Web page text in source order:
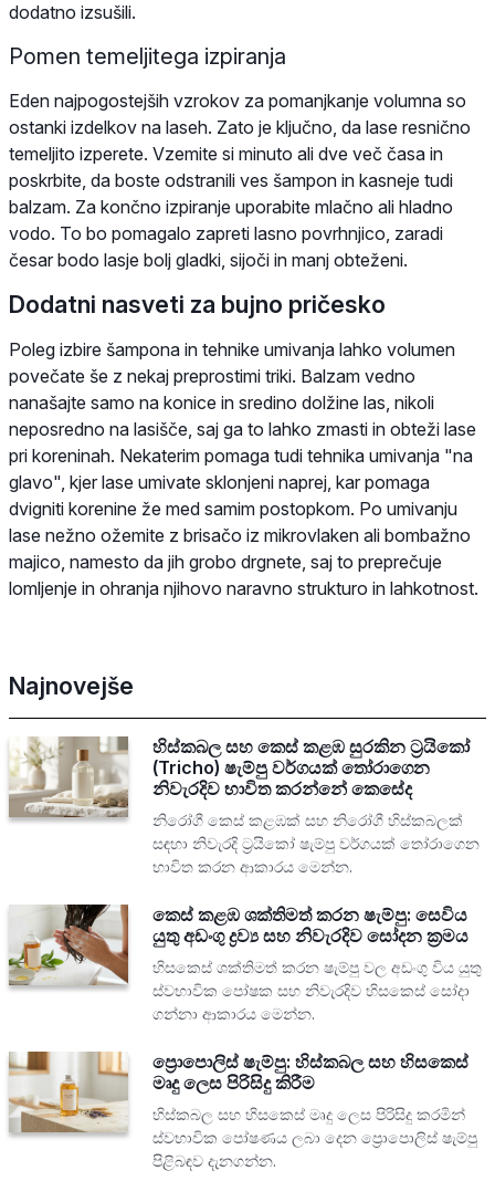
dodatno izsušili.
Pomen temeljitega izpiranja
Eden najpogostejših vzrokov za pomanjkanje volumna so
ostanki izdelkov na laseh. Zato je ključno, da lase resnično
temeljito izperete. Vzemite si minuto ali dve več časa in
poskrbite, da boste odstranili ves šampon in kasneje tudi
balzam. Za končno izpiranje uporabite mlačno ali hladno
vodo. To bo pomagalo zapreti lasno povrhnjico, zaradi
česar bodo lasje bolj gladki, sijoči in manj obteženi.
Dodatni nasveti za bujno pričesko
Poleg izbire šampona in tehnike umivanja lahko volumen
povečate še z nekaj preprostimi triki. Balzam vedno
nanašajte samo na konice in sredino dolžine las, nikoli
neposredno na lasišče, saj ga to lahko zmasti in obteži lase
pri koreninah. Nekaterim pomaga tudi tehnika umivanja "na
glavo", kjer lase umivate sklonjeni naprej, kar pomaga
dvigniti korenine že med samim postopkom. Po umivanju
lase nežno ožemite z brisačo iz mikrovlaken ali bombažno
majico, namesto da jih grobo drgnete, saj to preprečuje
lomljenje in ohranja njihovo naravno strukturo in lahkotnost.
Najnovejše
හිස්කබල සහ කෙස් කළඹ සුරකින ට්‍රයිකෝ
(Tricho) ෂැම්පු වර්ගයක් තෝරාගෙන
නිවැරදිව භාවිත කරන්නේ කෙසේද
නිරෝගී කෙස් කළඹක් සහ නිරෝගී හිස්කබලක්
සඳහා නිවැරදි ට්‍රයිකෝ ෂැම්පු වර්ගයක් තෝරාගෙන
භාවිත කරන ආකාරය මෙන්න.
කෙස් කළඹ ශක්තිමත් කරන ෂැම්පු: සෙවිය
යුතු අඩංගු ද්‍රව්‍ය සහ නිවැරදිව සෝදන ක්‍රමය
හිසකෙස් ශක්තිමත් කරන ෂැම්පු වල අඩංගු විය යුතු
ස්වභාවික පෝෂක සහ නිවැරදිව හිසකෙස් සෝදා
ගන්නා ආකාරය මෙන්න.
ප්‍රොපොලිස් ෂැම්පු: හිස්කබල සහ හිසකෙස්
මෘදු ලෙස පිරිසිදු කිරීම
හිස්කබල සහ හිසකෙස් මෘදු ලෙස පිරිසිදු කරමින්
ස්වභාවික පෝෂණය ලබා දෙන ප්‍රොපොලිස් ෂැම්පු
පිළිබඳව දැනගන්න.